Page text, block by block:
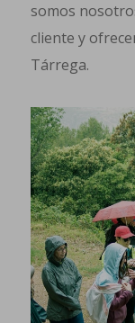
somos
cliente y
Tárrega.